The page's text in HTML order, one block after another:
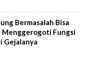
Bermasalah Bisa
Menggerogoti Fungsi
Gejalanya